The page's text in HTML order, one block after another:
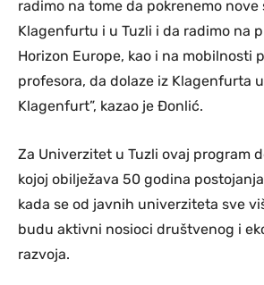
radimo na tome da pokrenemo
Klagenfurtu i u Tuzli i da radimo na
Horizon Europe, kao i na mobilnosti
profesora, da dolaze iz Klagenfurta
Klagenfurt”, kazao je Đonlić.
Za Univerzitet u Tuzli ovaj program
kojoj obilježava 50 godina
kada se od javnih univerziteta sve
budu aktivni nosioci društvenog i
razvoja.